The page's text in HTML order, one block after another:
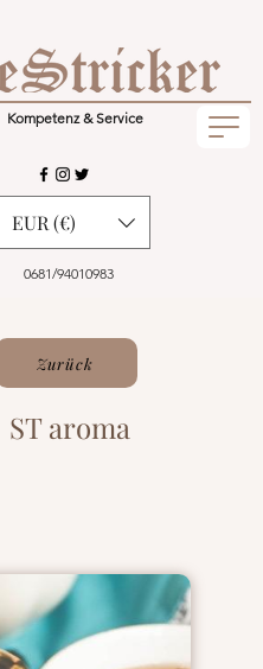
Kompetenz & Service
0681/94010983
EUR (€)
Zurück
ST aroma